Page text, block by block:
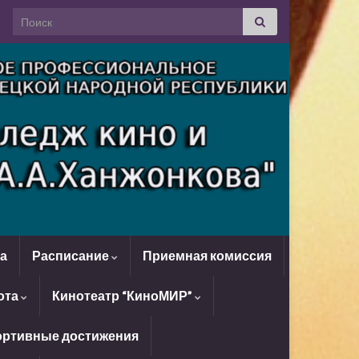
Search for:
Расписание Приемная комиссия
Кинотеатр “КиноМИР”
достижения